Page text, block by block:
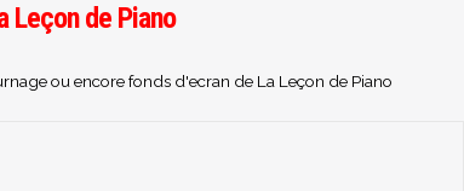
Leçon de Piano
ou encore fonds d'ecran de La Leçon de Piano